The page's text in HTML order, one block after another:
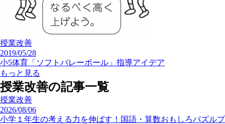
授業改善
2019/05/28
小5体育「ソフトバレーボール」指導アイデア
もっと見る
授業改善の記事一覧
授業改善
2026/08/06
小学１年生の考える力を伸ばす！国語・算数おもしろパズルプ